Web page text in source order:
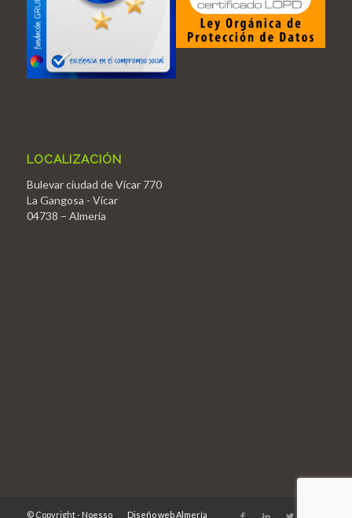
LOCALIZACIÓN
Bulevar ciudad de Vícar 770
La Gangosa - Vícar
04738 – Almería
© Copyright - Noesso Diseño web Almería